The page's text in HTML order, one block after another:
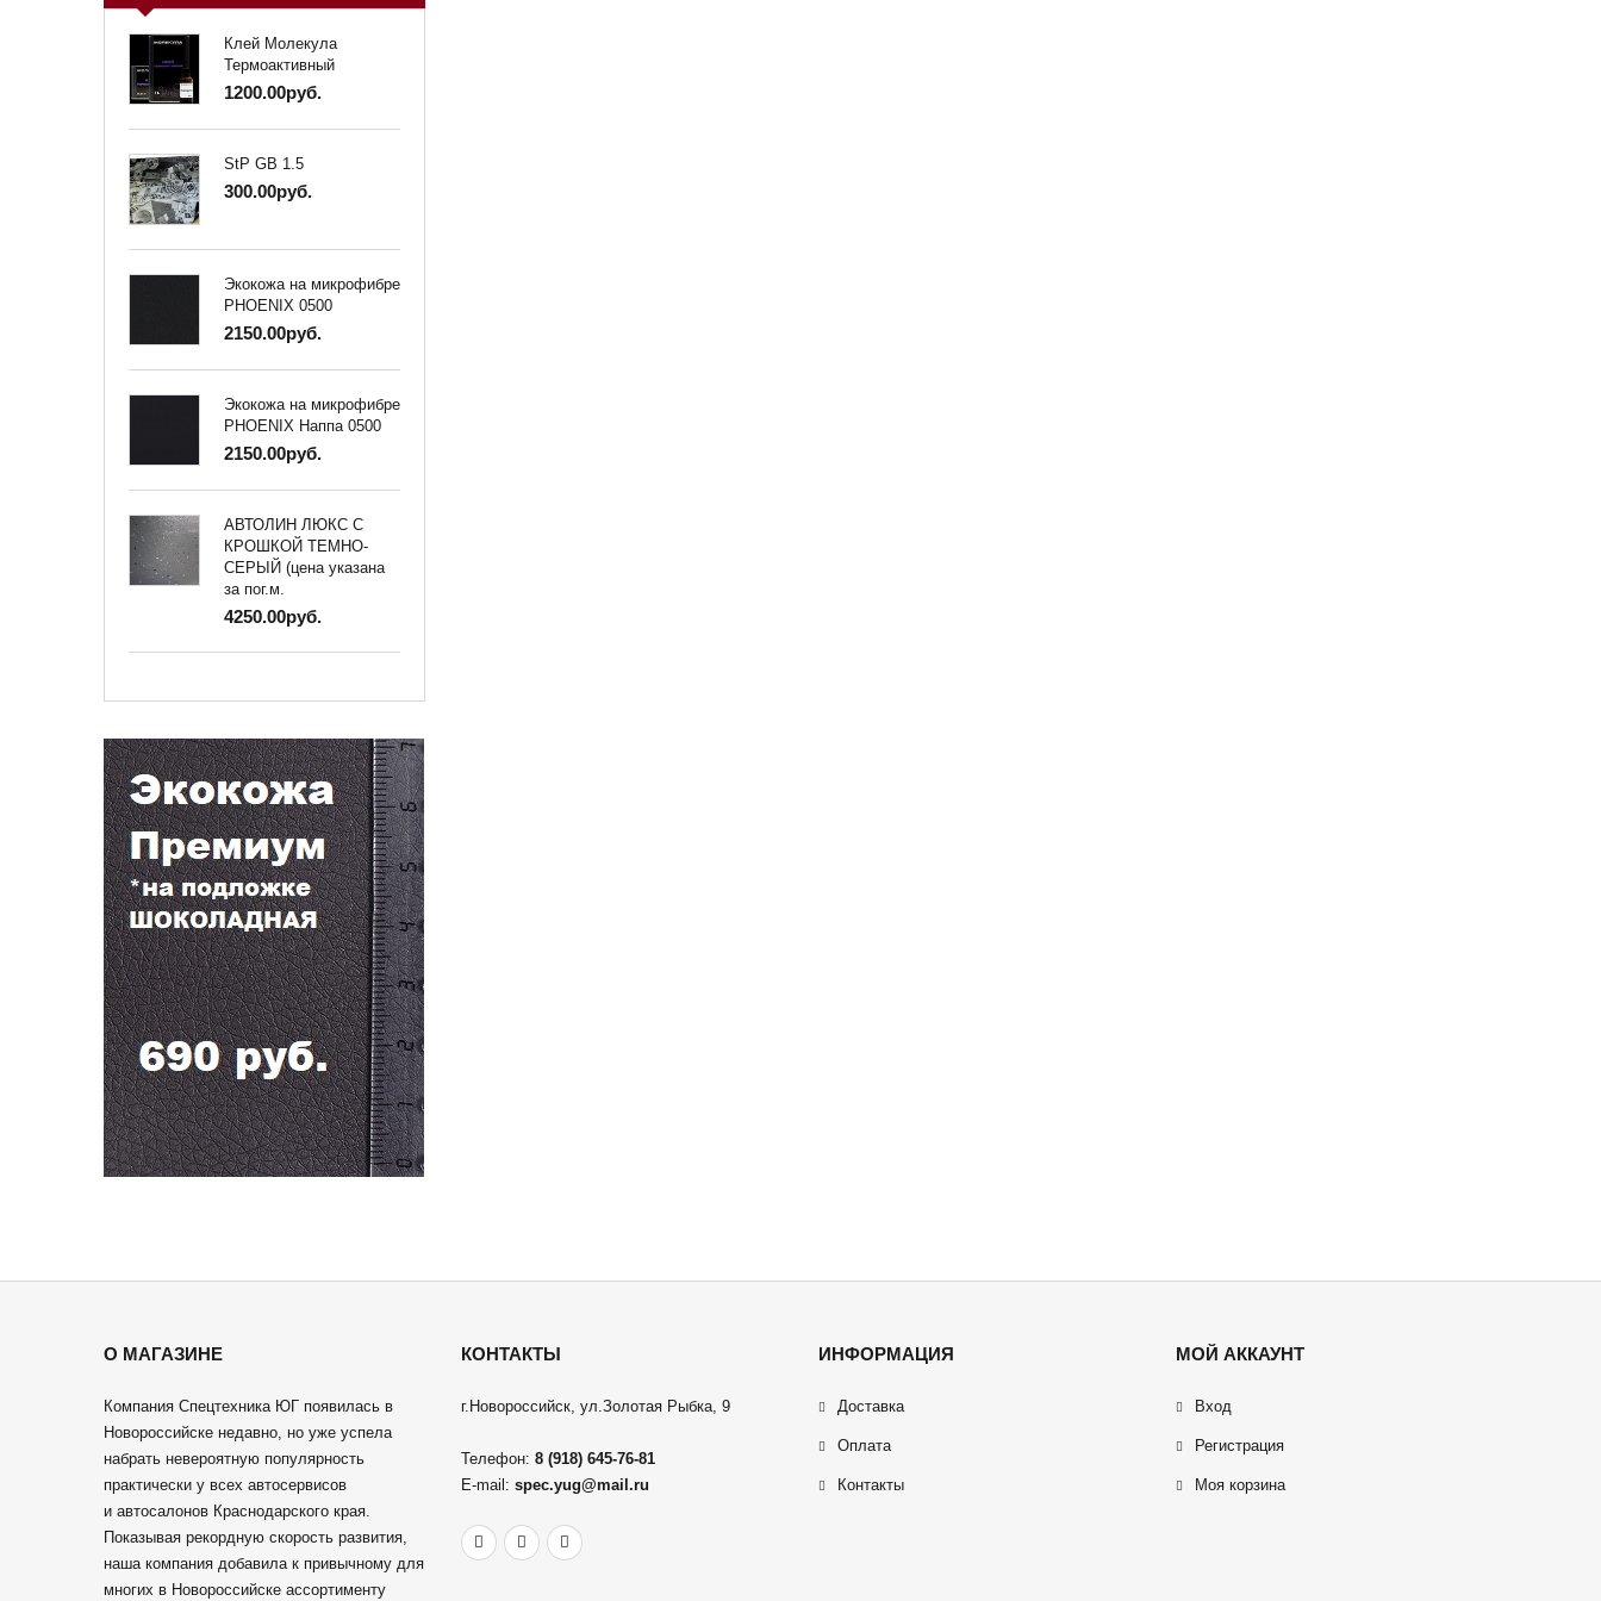
Клей Молекула
Термоактивный
1200.00руб.
StP GB 1.5
300.00руб.
Экокожа на микрофибре
PHOENIX 0500
2150.00руб.
Экокожа на микрофибре
PHOENIX Наппа 0500
2150.00руб.
АВТОЛИН ЛЮКС С
КРОШКОЙ ТЕМНО-
СЕРЫЙ (цена указана
за пог.м.
4250.00руб.
О МАГАЗИНЕ
Компания Спецтехника ЮГ появилась в
Новороссийске недавно, но уже успела
набрать невероятную популярность
практически у всех автосервисов
и автосалонов Краснодарского края.
Показывая рекордную скорость развития,
наша компания добавила к привычному для
многих в Новороссийске ассортименту
КОНТАКТЫ
г.Новороссийск, ул.Золотая Рыбка, 9
Телефон: 8 (918) 645-76-81
E-mail: spec.yug@mail.ru
ИНФОРМАЦИЯ
Доставка
Оплата
Контакты
МОЙ АККАУНТ
Вход
Регистрация
Моя корзина